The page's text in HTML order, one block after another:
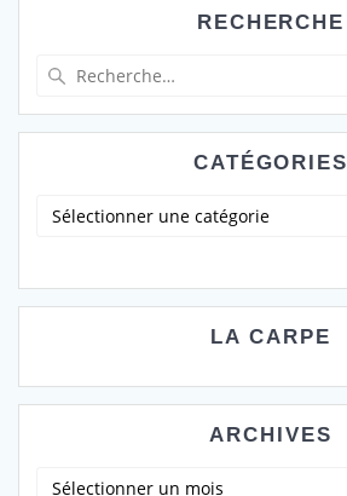
RECHERCHE
:
CATÉGORIES
LA CARPE
ARCHIVES